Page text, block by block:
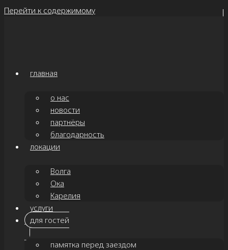
Перейти к содержимому
главная
о нас
новости
партнёры
благодарность
локации
Волга
Ока
Карелия
услуги
для гостей
памятка перед заездом